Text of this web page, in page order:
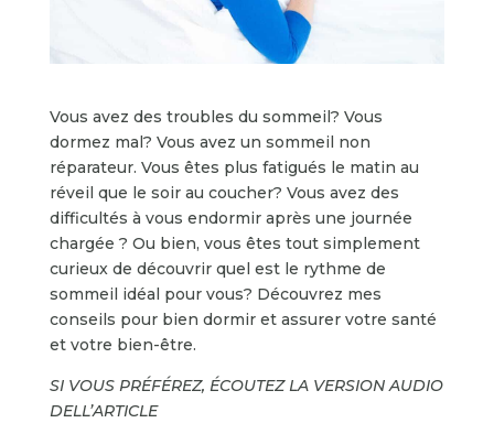
Vous avez des troubles du sommeil? Vous
dormez mal? Vous avez un sommeil non
réparateur. Vous êtes plus fatigués le matin au
réveil que le soir au coucher? Vous avez des
difficultés à vous endormir après une journée
chargée ? Ou bien, vous êtes tout simplement
curieux de découvrir quel est le rythme de
sommeil idéal pour vous? Découvrez mes
conseils pour bien dormir et assurer votre santé
et votre bien-être.
SI VOUS PRÉFÉREZ, ÉCOUTEZ LA VERSION AUDIO
DELL’ARTICLE